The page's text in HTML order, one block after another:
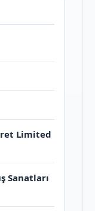
Limited
Sanatları